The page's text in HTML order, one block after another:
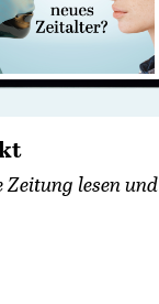
lesen und